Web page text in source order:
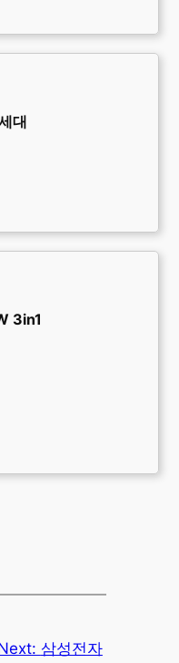
대
3in1
삼성전자